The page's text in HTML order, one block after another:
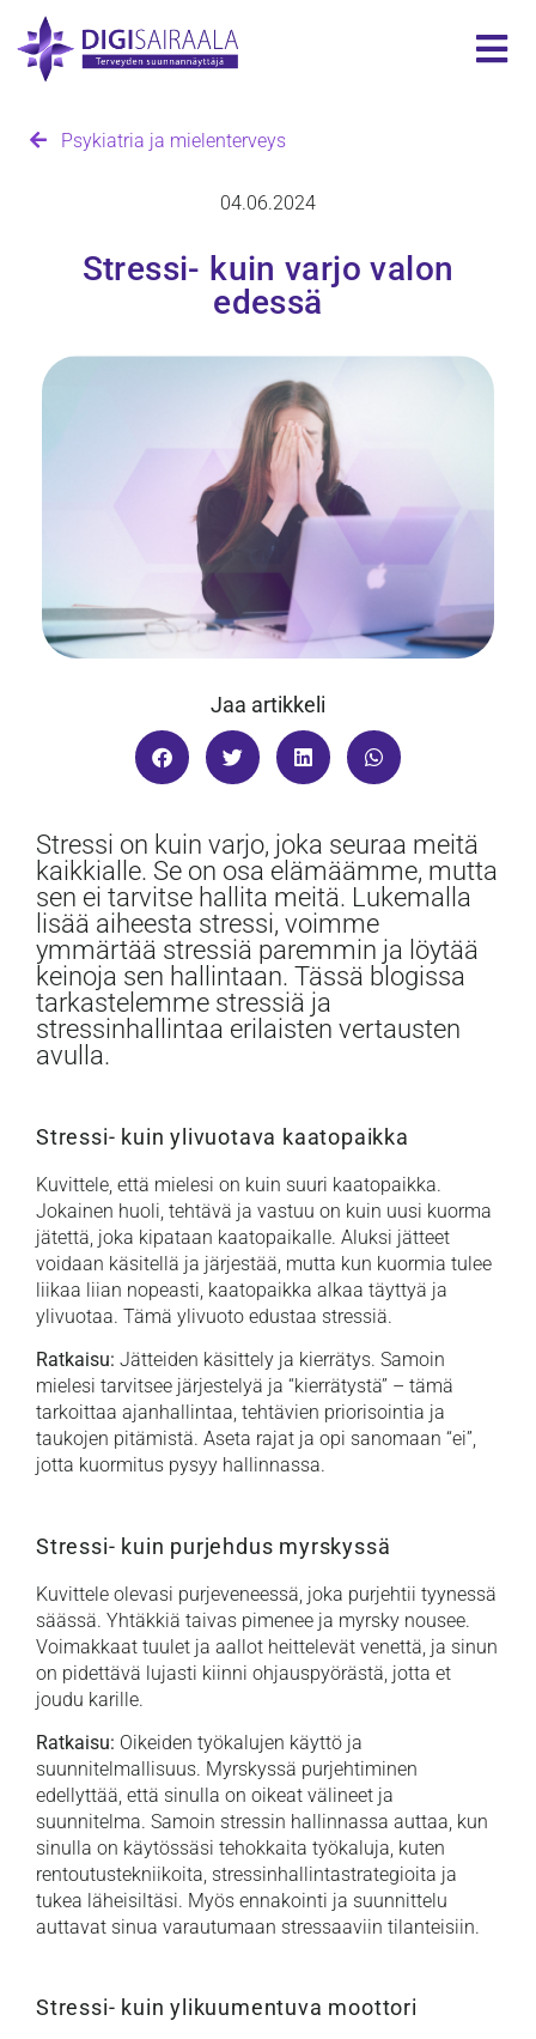
Psykiatria ja mielenterveys
04.06.2024
Stressi- kuin varjo valon
edessä
Jaa artikkeli
Stressi on kuin varjo, joka seuraa meitä
kaikkialle. Se on osa elämäämme, mutta
sen ei tarvitse hallita meitä. Lukemalla
lisää aiheesta stressi, voimme
ymmärtää stressiä paremmin ja löytää
keinoja sen hallintaan. Tässä blogissa
tarkastelemme stressiä ja
stressinhallintaa erilaisten vertausten
avulla.
Stressi- kuin ylivuotava kaatopaikka
Kuvittele, että mielesi on kuin suuri kaatopaikka.
Jokainen huoli, tehtävä ja vastuu on kuin uusi kuorma
jätettä, joka kipataan kaatopaikalle. Aluksi jätteet
voidaan käsitellä ja järjestää, mutta kun kuormia tulee
liikaa liian nopeasti, kaatopaikka alkaa täyttyä ja
ylivuotaa. Tämä ylivuoto edustaa stressiä.
Ratkaisu: Jätteiden käsittely ja kierrätys. Samoin
mielesi tarvitsee järjestelyä ja “kierrätystä” – tämä
tarkoittaa ajanhallintaa, tehtävien priorisointia ja
taukojen pitämistä. Aseta rajat ja opi sanomaan “ei”,
jotta kuormitus pysyy hallinnassa.
Stressi- kuin purjehdus myrskyssä
Kuvittele olevasi purjeveneessä, joka purjehtii tyynessä
säässä. Yhtäkkiä taivas pimenee ja myrsky nousee.
Voimakkaat tuulet ja aallot heittelevät venettä, ja sinun
on pidettävä lujasti kiinni ohjauspyörästä, jotta et
joudu karille.
Ratkaisu: Oikeiden työkalujen käyttö ja
suunnitelmallisuus. Myrskyssä purjehtiminen
edellyttää, että sinulla on oikeat välineet ja
suunnitelma. Samoin stressin hallinnassa auttaa, kun
sinulla on käytössäsi tehokkaita työkaluja, kuten
rentoutustekniikoita, stressinhallintastrategioita ja
tukea läheisiltäsi. Myös ennakointi ja suunnittelu
auttavat sinua varautumaan stressaaviin tilanteisiin.
Stressi- kuin ylikuumentuva moottori